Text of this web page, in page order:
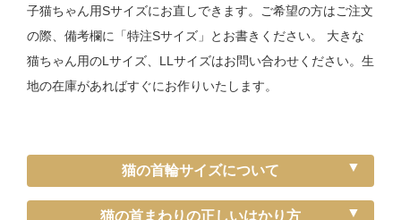
子猫ちゃん用Sサイズにお直しできます。ご希望の方はご注文
の際、備考欄に「特注Sサイズ」とお書きください。 大きな
猫ちゃん用のLサイズ、LLサイズはお問い合わせください。生
地の在庫があればすぐにお作りいたします。
猫の首輪サイズについて
猫の首まわりの正しいはかり方